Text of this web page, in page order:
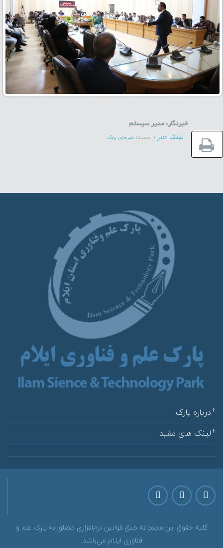
خبرنگار: مدير سيستم
لینک خبر از دسته: خبرهای پارک
درباره پارک
لینک های مفید
كليه حقوق اين مجموعه طبق قوانين نرم‌افزاری متعلق به پارک علم و
فناوری ایلام می‌باشد.